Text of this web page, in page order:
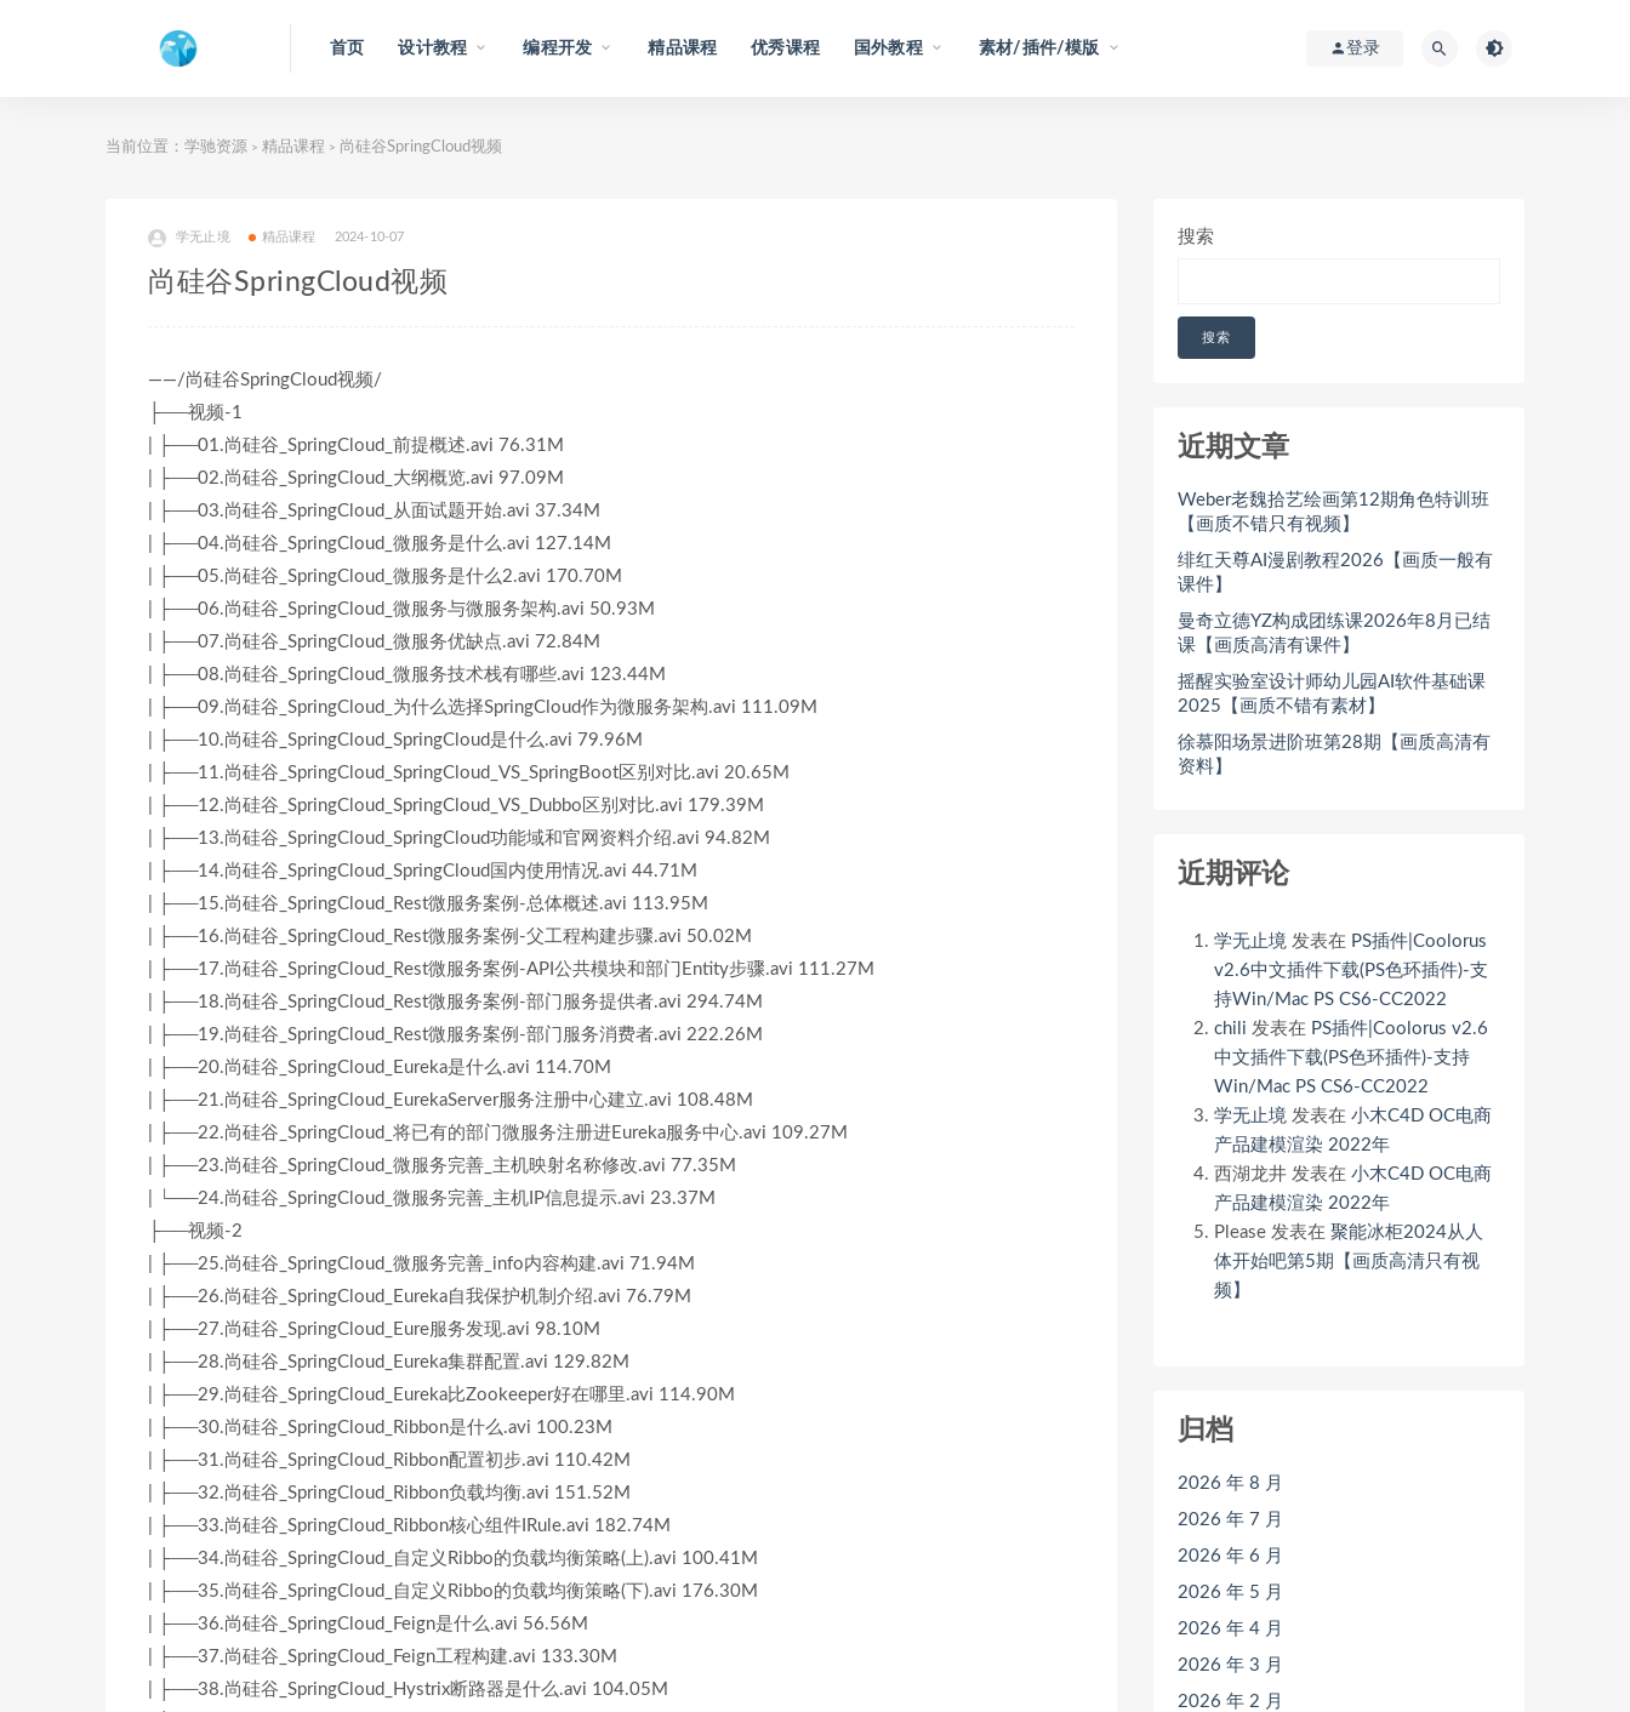
首页 设计教程 编程开发 精品课程 优秀课程 国外教程 素材/插件/模版 登录
当前位置： 学驰资源 > 精品课程 > 尚硅谷SpringCloud视频
学无止境 精品课程 2024-10-07
尚硅谷SpringCloud视频
——/尚硅谷SpringCloud视频/
├──视频-1
| ├──01.尚硅谷_SpringCloud_前提概述.avi 76.31M
| ├──02.尚硅谷_SpringCloud_大纲概览.avi 97.09M
| ├──03.尚硅谷_SpringCloud_从面试题开始.avi 37.34M
| ├──04.尚硅谷_SpringCloud_微服务是什么.avi 127.14M
| ├──05.尚硅谷_SpringCloud_微服务是什么2.avi 170.70M
| ├──06.尚硅谷_SpringCloud_微服务与微服务架构.avi 50.93M
| ├──07.尚硅谷_SpringCloud_微服务优缺点.avi 72.84M
| ├──08.尚硅谷_SpringCloud_微服务技术栈有哪些.avi 123.44M
| ├──09.尚硅谷_SpringCloud_为什么选择SpringCloud作为微服务架构.avi 111.09M
| ├──10.尚硅谷_SpringCloud_SpringCloud是什么.avi 79.96M
| ├──11.尚硅谷_SpringCloud_SpringCloud_VS_SpringBoot区别对比.avi 20.65M
| ├──12.尚硅谷_SpringCloud_SpringCloud_VS_Dubbo区别对比.avi 179.39M
| ├──13.尚硅谷_SpringCloud_SpringCloud功能域和官网资料介绍.avi 94.82M
| ├──14.尚硅谷_SpringCloud_SpringCloud国内使用情况.avi 44.71M
| ├──15.尚硅谷_SpringCloud_Rest微服务案例-总体概述.avi 113.95M
| ├──16.尚硅谷_SpringCloud_Rest微服务案例-父工程构建步骤.avi 50.02M
| ├──17.尚硅谷_SpringCloud_Rest微服务案例-API公共模块和部门Entity步骤.avi 111.27M
| ├──18.尚硅谷_SpringCloud_Rest微服务案例-部门服务提供者.avi 294.74M
| ├──19.尚硅谷_SpringCloud_Rest微服务案例-部门服务消费者.avi 222.26M
| ├──20.尚硅谷_SpringCloud_Eureka是什么.avi 114.70M
| ├──21.尚硅谷_SpringCloud_EurekaServer服务注册中心建立.avi 108.48M
| ├──22.尚硅谷_SpringCloud_将已有的部门微服务注册进Eureka服务中心.avi 109.27M
| ├──23.尚硅谷_SpringCloud_微服务完善_主机映射名称修改.avi 77.35M
| └──24.尚硅谷_SpringCloud_微服务完善_主机IP信息提示.avi 23.37M
├──视频-2
| ├──25.尚硅谷_SpringCloud_微服务完善_info内容构建.avi 71.94M
| ├──26.尚硅谷_SpringCloud_Eureka自我保护机制介绍.avi 76.79M
| ├──27.尚硅谷_SpringCloud_Eure服务发现.avi 98.10M
| ├──28.尚硅谷_SpringCloud_Eureka集群配置.avi 129.82M
| ├──29.尚硅谷_SpringCloud_Eureka比Zookeeper好在哪里.avi 114.90M
| ├──30.尚硅谷_SpringCloud_Ribbon是什么.avi 100.23M
| ├──31.尚硅谷_SpringCloud_Ribbon配置初步.avi 110.42M
| ├──32.尚硅谷_SpringCloud_Ribbon负载均衡.avi 151.52M
| ├──33.尚硅谷_SpringCloud_Ribbon核心组件IRule.avi 182.74M
| ├──34.尚硅谷_SpringCloud_自定义Ribbo的负载均衡策略(上).avi 100.41M
| ├──35.尚硅谷_SpringCloud_自定义Ribbo的负载均衡策略(下).avi 176.30M
| ├──36.尚硅谷_SpringCloud_Feign是什么.avi 56.56M
| ├──37.尚硅谷_SpringCloud_Feign工程构建.avi 133.30M
| ├──38.尚硅谷_SpringCloud_Hystrix断路器是什么.avi 104.05M
搜索
搜索
近期文章
Weber老魏拾艺绘画第12期角色特训班
【画质不错只有视频】
绯红天尊AI漫剧教程2026【画质一般有
课件】
曼奇立德YZ构成团练课2026年8月已结
课【画质高清有课件】
摇醒实验室设计师幼儿园AI软件基础课
2025【画质不错有素材】
徐慕阳场景进阶班第28期【画质高清有
资料】
近期评论
学无止境 发表在 PS插件|Coolorus
v2.6中文插件下载(PS色环插件)-支
持Win/Mac PS CS6-CC2022
chili 发表在 PS插件|Coolorus v2.6
中文插件下载(PS色环插件)-支持
Win/Mac PS CS6-CC2022
学无止境 发表在 小木C4D OC电商
产品建模渲染 2022年
西湖龙井 发表在 小木C4D OC电商
产品建模渲染 2022年
Please 发表在 聚能冰柜2024从人
体开始吧第5期【画质高清只有视
频】
归档
2026 年 8 月
2026 年 7 月
2026 年 6 月
2026 年 5 月
2026 年 4 月
2026 年 3 月
2026 年 2 月